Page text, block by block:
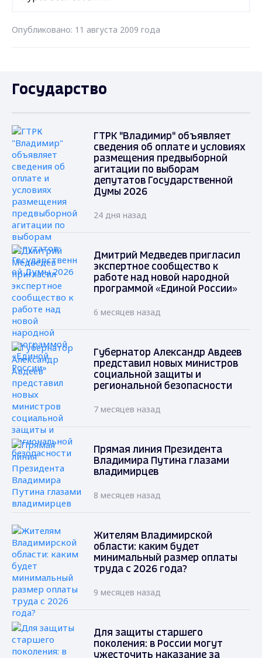
Опубликовано: 11 августа 2009 года
Государство
ГТРК "Владимир" объявляет
сведения об оплате и условиях
размещения предвыборной
агитации по выборам
депутатов Государственной
Думы 2026
24 дня назад
Дмитрий Медведев пригласил
экспертное сообщество к
работе над новой народной
программой «Единой России»
6 месяцев назад
Губернатор Александр Авдеев
представил новых министров
социальной защиты и
региональной безопасности
7 месяцев назад
Прямая линия Президента
Владимира Путина глазами
владимирцев
8 месяцев назад
Жителям Владимирской
области: каким будет
минимальный размер оплаты
труда с 2026 года?
9 месяцев назад
Для защиты старшего
поколения: в России могут
ужесточить наказание за